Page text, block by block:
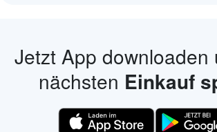
Jetzt App downloaden
nächsten Einkauf